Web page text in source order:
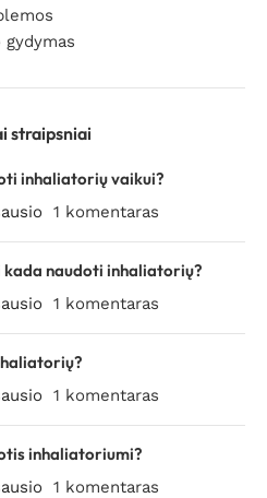
gydymas
straipsniai
inhaliatorių vaikui?
1 komentaras
kada naudoti inhaliatorių?
1 komentaras
1 komentaras
inhaliatoriumi?
1 komentaras